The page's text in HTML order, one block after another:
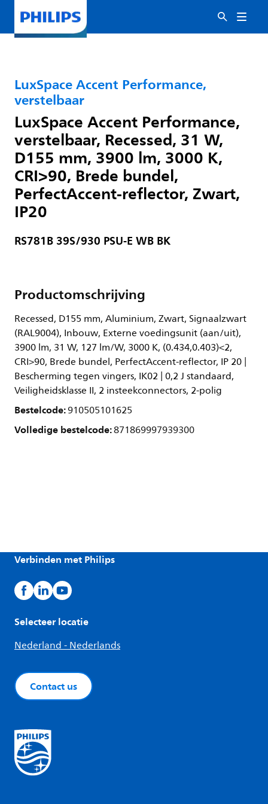
LuxSpace Accent Performance,
verstelbaar
LuxSpace Accent Performance,
verstelbaar, Recessed, 31 W,
D155 mm, 3900 lm, 3000 K,
CRI>90, Brede bundel,
PerfectAccent-reflector, Zwart,
IP20
RS781B 39S/930 PSU-E WB BK
Productomschrijving
Recessed, D155 mm, Aluminium, Zwart, Signaalzwart
(RAL9004), Inbouw, Externe voedingsunit (aan/uit),
3900 lm, 31 W, 127 lm/W, 3000 K, (0.434,0.403)<2,
CRI>90, Brede bundel, PerfectAccent-reflector, IP 20 |
Bescherming tegen vingers, IK02 | 0,2 J standaard,
Veiligheidsklasse II, 2 insteekconnectors, 2-polig
Bestelcode:910505101625
Volledige bestelcode:871869997939300
Verbinden met Philips
Selecteer locatie
Nederland - Nederlands
Contact us